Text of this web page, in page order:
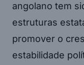
angolano tem
estruturas
promover o
estabilidade